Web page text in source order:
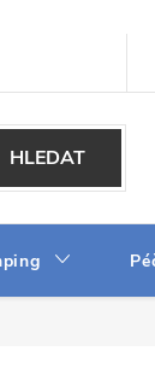
Napište
HLEDAT